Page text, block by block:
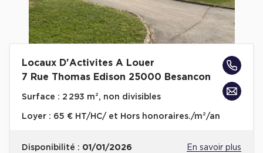
Locaux D'Activites A Louer
7 Rue Thomas Edison 25000 Besancon
Surface : 2 293 m², non divisibles
Loyer : 65 € HT/HC/ et Hors honoraires./m²/an
Disponibilité : 01/01/2026 En savoir plus